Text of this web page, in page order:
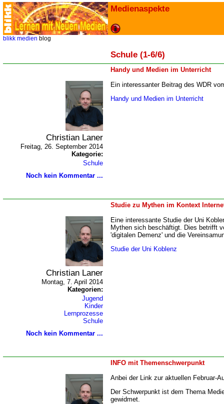
Medienaspekte
blikk medien blog
Schule (1-6/6)
Handy und Medien im Unterricht
Christian Laner
Freitag, 26. September 2014
Kategorie:
Schule
Noch kein Kommentar ...
Ein interessanter Beitrag des WDR
Handy und Medien im Unterricht
Studie zu Mythen im Kontext
Christian Laner
Montag, 7. April 2014
Kategorien:
Jugend
Kinder
Lernprozesse
Schule
Noch kein Kommentar ...
Eine interessante Studie der Uni
Mythen sich beschäftigt. Dies betrifft
'digitalen Demenz' und die
Studie der Uni Koblenz
INFO mit Themenschwerpunkt
Anbei der Link zur aktuellen Februar-
Der Schwerpunkt ist dem Thema
gewidmet.